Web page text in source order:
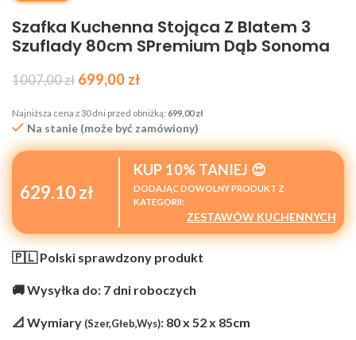
Szafka Kuchenna Stojąca Z Blatem 3
Szuflady 80cm SPremium Dąb Sonoma
1007,00zł 699,00 zł
Najniższa cena z 30 dni przed obniżką: 699,00zł
Na stanie (może być zamówiony)
629.10 zł
KUP 10% TANIEJ 😍
DODAJĄC DOWOLNY PRODUKT Z
KATEGORII:
ZESTAWÓW KUCHENNYCH
🇵🇱 Polski sprawdzony produkt
🚚 Wysyłka do: 7 dni roboczych
📐 Wymiary (Szer,Głeb,Wys): 80 x 52 x 85cm